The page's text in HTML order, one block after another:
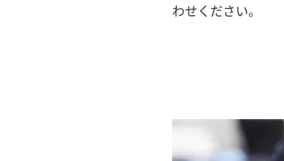
わせください。